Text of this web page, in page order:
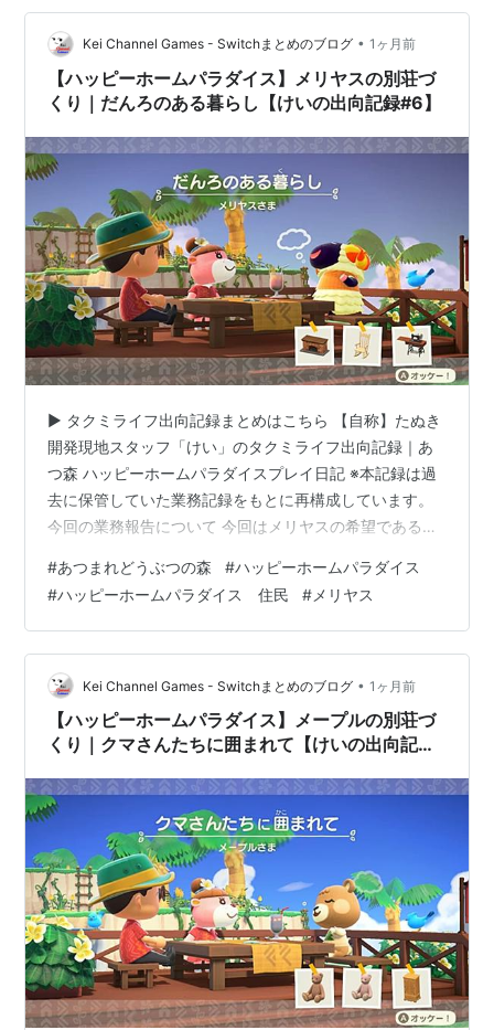
施設をつくる場所は、タクミライフ事務所の隣にある空
き施設です。 指定家具は以…
Kei Channel Games - Switchまとめのブログ • 1ヶ月前
【ハッピーホームパラダイス】メリヤスの別荘づ
くり｜だんろのある暮らし【けいの出向記録#6】
▶ タクミライフ出向記録まとめはこちら 【自称】たぬき
開発現地スタッフ「けい」のタクミライフ出向記録｜あ
つ森 ハッピーホームパラダイスプレイ日記 ※本記録は過
去に保管していた業務記録をもとに再構成しています。
今回の業務報告について 今回はメリヤスの希望である
進めています。 今回の業務報告では、 別荘をつくる場所
にＢ－５を選択した理由。 指定家具である「だんろ」を
主役にしたレイアウトの考え方。 完成後に感じた改善
点。 などを紹介します。 今回、指定された家具は以下の
もので、配置はこのようになりました。 だんろ（室内に
配置） ロッキングチェア（室…
#あつまれどうぶつの森 #ハッピーホームパラダイス
#ハッピーホームパラダイス 住民 #メリヤス
Kei Channel Games - Switchまとめのブログ • 1ヶ月前
【ハッピーホームパラダイス】メープルの別荘づ
くり｜クマさんたちに囲まれて【けいの出向記録